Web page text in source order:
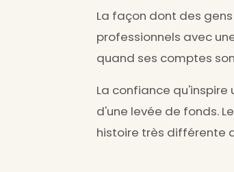
La façon dont des
professionnels avec
quand ses comptes
La confiance
d'une levée de fonds.
histoire très différente